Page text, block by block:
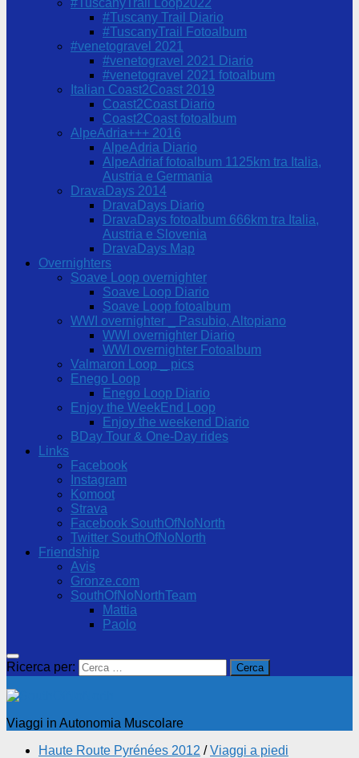
#TuscanyTrail Loop2022
#Tuscany Trail Diario
#TuscanyTrail Fotoalbum
#venetogravel 2021
#venetogravel 2021 Diario
#venetogravel 2021 fotoalbum
Italian Coast2Coast 2019
Coast2Coast Diario
Coast2Coast fotoalbum
AlpeAdria+++ 2016
AlpeAdria Diario
AlpeAdriaf fotoalbum 1125km tra Italia,
Austria e Germania
DravaDays 2014
DravaDays Diario
DravaDays fotoalbum 666km tra Italia,
Austria e Slovenia
DravaDays Map
Overnighters
Soave Loop overnighter
Soave Loop Diario
Soave Loop fotoalbum
WWI overnighter _ Pasubio, Altopiano
WWI overnighter Diario
WWI overnighter Fotoalbum
Valmaron Loop _ pics
Enego Loop
Enego Loop Diario
Enjoy the WeekEnd Loop
Enjoy the weekend Diario
BDay Tour & One-Day rides
Links
Facebook
Instagram
Komoot
Strava
Facebook SouthOfNoNorth
Twitter SouthOfNoNorth
Friendship
Avis
Gronze.com
SouthOfNoNorthTeam
Mattia
Paolo
Ricerca per:
Viaggi in Autonomia Muscolare
Haute Route Pyrénées 2012 / Viaggi a piedi